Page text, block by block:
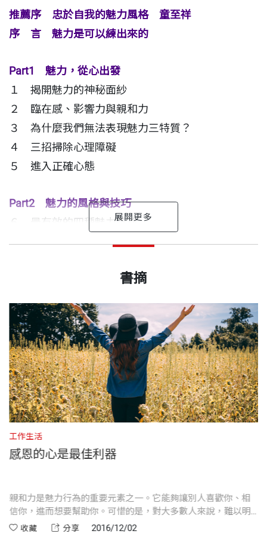
用技能。最棒的是，你不需為了魅力而強迫改變自
己，只需選擇最符合自己個性的技巧，就足以讓眾人
這套魅力課程前往柏克萊大學開設時，人氣火爆，必
須——核對進場學生，以防有人偷溜旁聽；Google、
Deloitte等財星五百大企業也爭相邀請她幫助主管脫
胎換骨。
的吸引力、賈伯斯的說服力、或是達賴喇嘛的親和
力？學魅力，讓你在社交或事業場合都能炙手可熱！
．你不需長相好看、或是強迫自己改變個性，你只需
學習新技巧就能散發魅力。
．魅力，是透過刻意練習來養成的。
．讓別人喜歡你，不在於花多少時間跟對方互動，在
於讓別人感受到你跟他們同在。
．別努力打動他人，讓他們來打動你，這樣對方一定
會愛死你。
．找個理由向討厭你的對象道謝，這會讓他們合理化
自己的舉動，不再找你麻煩。
．腳趾頭是你保持專注力的關鍵。
推薦序 忠於自我的魅力風格 童至祥
序 言 魅力是可以練出來的
Part1 魅力，從心出發
１ 揭開魅力的神秘面紗
２ 臨在感、影響力與親和力
３ 為什麼我們無法表現魅力三特質？
４ 三招掃除心理障礙
５ 進入正確心態
Part2 魅力的風格與技巧
６ 最有效的四種魅力風格
７ 第一眼就留下好印象
９ 讀你讀我──舉手投足的言語藝術
Part3 各種情境下如何行使魅力
１０ 情況不利，如何發揮魅力？
１１ 打造完美演說
１２ 危機，大展魅力的時刻
１３ 與魅力共處：從容應對副作用
結 語 享受你的魅力人生！
現代人每天被各種行動裝置的資訊給包圍，為了應付
忙碌的生活及工作，往往一心多用，無法專注於當
下。不論是在公司開會、與好友聚餐、或和家人相處
時，常常同時處理好幾件事。最常看到的是一家人或
一群朋友在餐廳聚餐，每個人各自低頭滑動手機、傳
送訊息，反而失掉了聚會真正的目的。這些行為都會
讓對方對你產生心不在焉的感覺，也可能帶來不夠可
靠、誠懇的印象。甚至會嚴重地讓你在工作上失去別
同作者的觀點，魅力的關鍵不在於你花多少時間跟對
方互動，而在於你能不能適時活在當下，讓別人感受
將在本書告訴你如何使用它！」
—— 《紫牛》暢銷作家
「我不知道該與世界分享奧麗薇亞教我的事，還是當
成自己的祕密武器？她讓我眼界大開，以全新方式與
外界互動，改變了我職場的處事。」
——Matt Furman，
「卡本尼明確指出，魅力就像其他領導元素，能夠且
必須用心培養、持續練習才會提升。本書觀念一經融
會貫通，則能產生加乘效果，讓你如願以償。」
前史丹佛大學創業育成中心StartX創新領導總監，於
邀至google、美高梅（MGM）、德勤（Deloitte）等
《財星》五百大企業專題演講並擔任主管教練。
著有暢銷書《魅力學》。
胡琦君 譯者
師大翻譯所碩士，目前旅居上海。工作經驗豐富，當
過空姐、祕書、自行車賽事主持人、國小英文老師
擔任實習編譯。
譯有《Google時代一定要會的整理術！》、《讓創意
書號
出版社 天下文化
裝幀 平裝
開本
印刷規格 黑白
書摘
工作生活
感恩的心是最佳利器
親和力是魅力行為的重要元素之一。它能夠讓別人喜歡你、相
信你，進而想要幫助你。可惜的是，對大多數人來說，難以明
顯展現親和力。
收藏 分享 2016/12/02